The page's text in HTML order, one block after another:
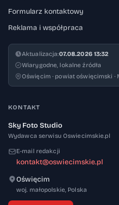
Formularz kontaktowy
Reklama i współpraca
Aktualizacja:07.08.2026 13:32
Wiarygodne, lokalne źródła
Oświęcim · powiat oświęcimski ·
KONTAKT
Sky Foto Studio
Wydawca serwisu Oswiecimskie.pl
E-mail redakcji
kontakt@oswiecimskie.pl
Oświęcim
woj. małopolskie, 32-600
Polska